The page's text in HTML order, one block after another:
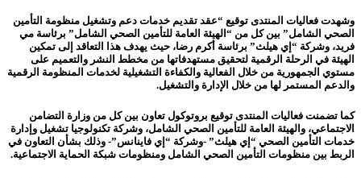
وشهدت فعاليات المنتدى توقيع “عقد تقديم خدمات دعم وتشغيل منظومة التأمين
الصحي الشامل” بين كل من “الهيئة العامة للتأمين الصحي الشامل” برئاسة مي
فريد، وشركة “إي هيلث” برئاسة أكرم رضا، حيث يهدف هذا التعاقد إلى تمكين
الهيئة في الرحلة الرقمية لتحقيق مستهدفاتها من مخطط النشر والتعميم على
مستوي الجمهورية من خلال الفعالية والكفاءة التشغيلية لخدمات المنظومة الرقمية
والدعم المستمر لها من خلال الإدارة والتشغيل.
كما تضمنت فعاليات المنتدى توقيع بروتوكول تعاون بين كل من وزارة التضامن
الاجتماعي، والهيئة العامة للتأمين الصحي الشامل، وشركة تكنولوجيا تشغيل وإدارة
خدمات التأمين الصحي “إي هيلث” -وشركة “إي فاينانس”- وذلك بشأن التعاون في
الربط بين منظومات التأمين الصحي الشامل ومنظومات شبكة الحماية الاجتماعية.